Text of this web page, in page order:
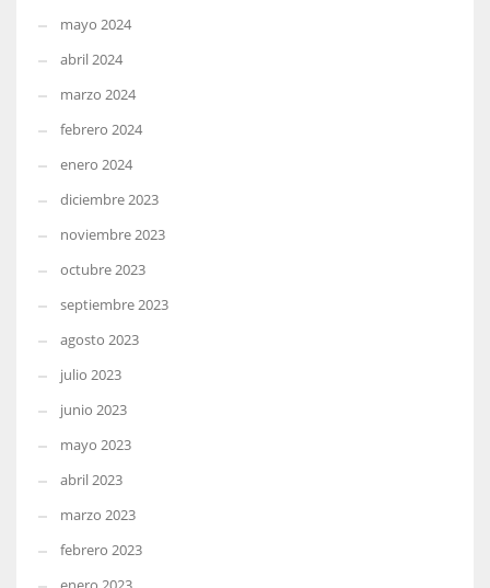
mayo 2024
abril 2024
marzo 2024
febrero 2024
enero 2024
diciembre 2023
noviembre 2023
octubre 2023
septiembre 2023
agosto 2023
julio 2023
junio 2023
mayo 2023
abril 2023
marzo 2023
febrero 2023